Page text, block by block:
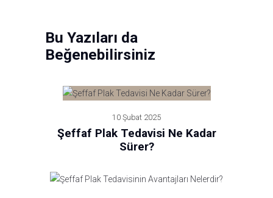
Bu Yazıları da
Beğenebilirsiniz
10 Şubat 2025
Şeffaf Plak Tedavisi Ne Kadar
Sürer?